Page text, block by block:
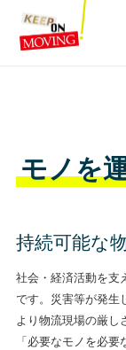
モノを
持続可能な
社会・経済活動を支
です。災害等が発生
より物流現場の厳し
「必要なモノを必